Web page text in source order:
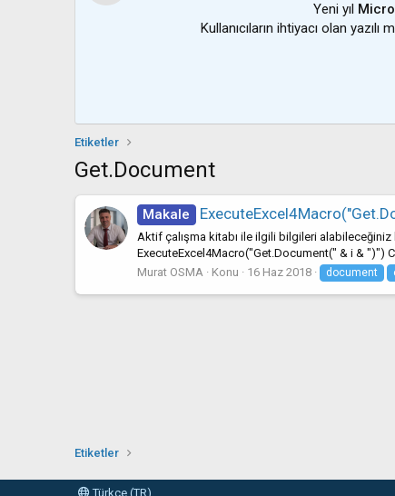
Yeni yıl
Kullanıcıların ihtiyacı olan
Etiketler
Get.document
Makale
Aktif çalışma kitabı ile ilgili bilgileri
ExecuteExcel4Macro("Get.Document(" & i & ")")
Murat OSMA
Konu 16 Haz 2018 document
Etiketler
Türkçe (TR)